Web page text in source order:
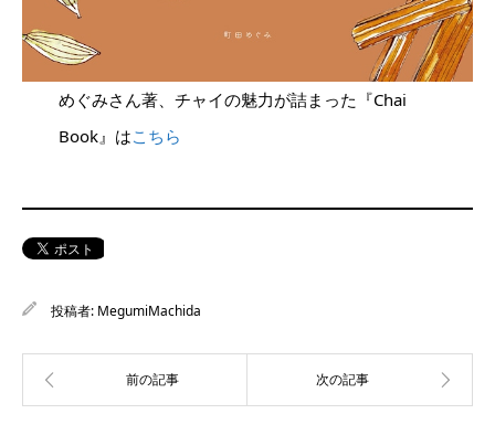
めぐみさん著、チャイの魅力が詰まった『Chai
Book』はこちら
投稿者: MegumiMachida